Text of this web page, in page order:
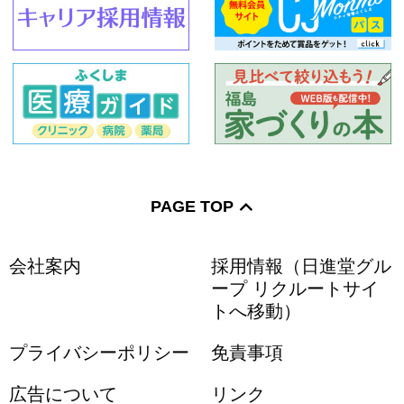
PAGE TOP
会社案内
採用情報（日進堂グル
ープ リクルートサイ
トへ移動）
プライバシーポリシー 免責事項
広告について リンク